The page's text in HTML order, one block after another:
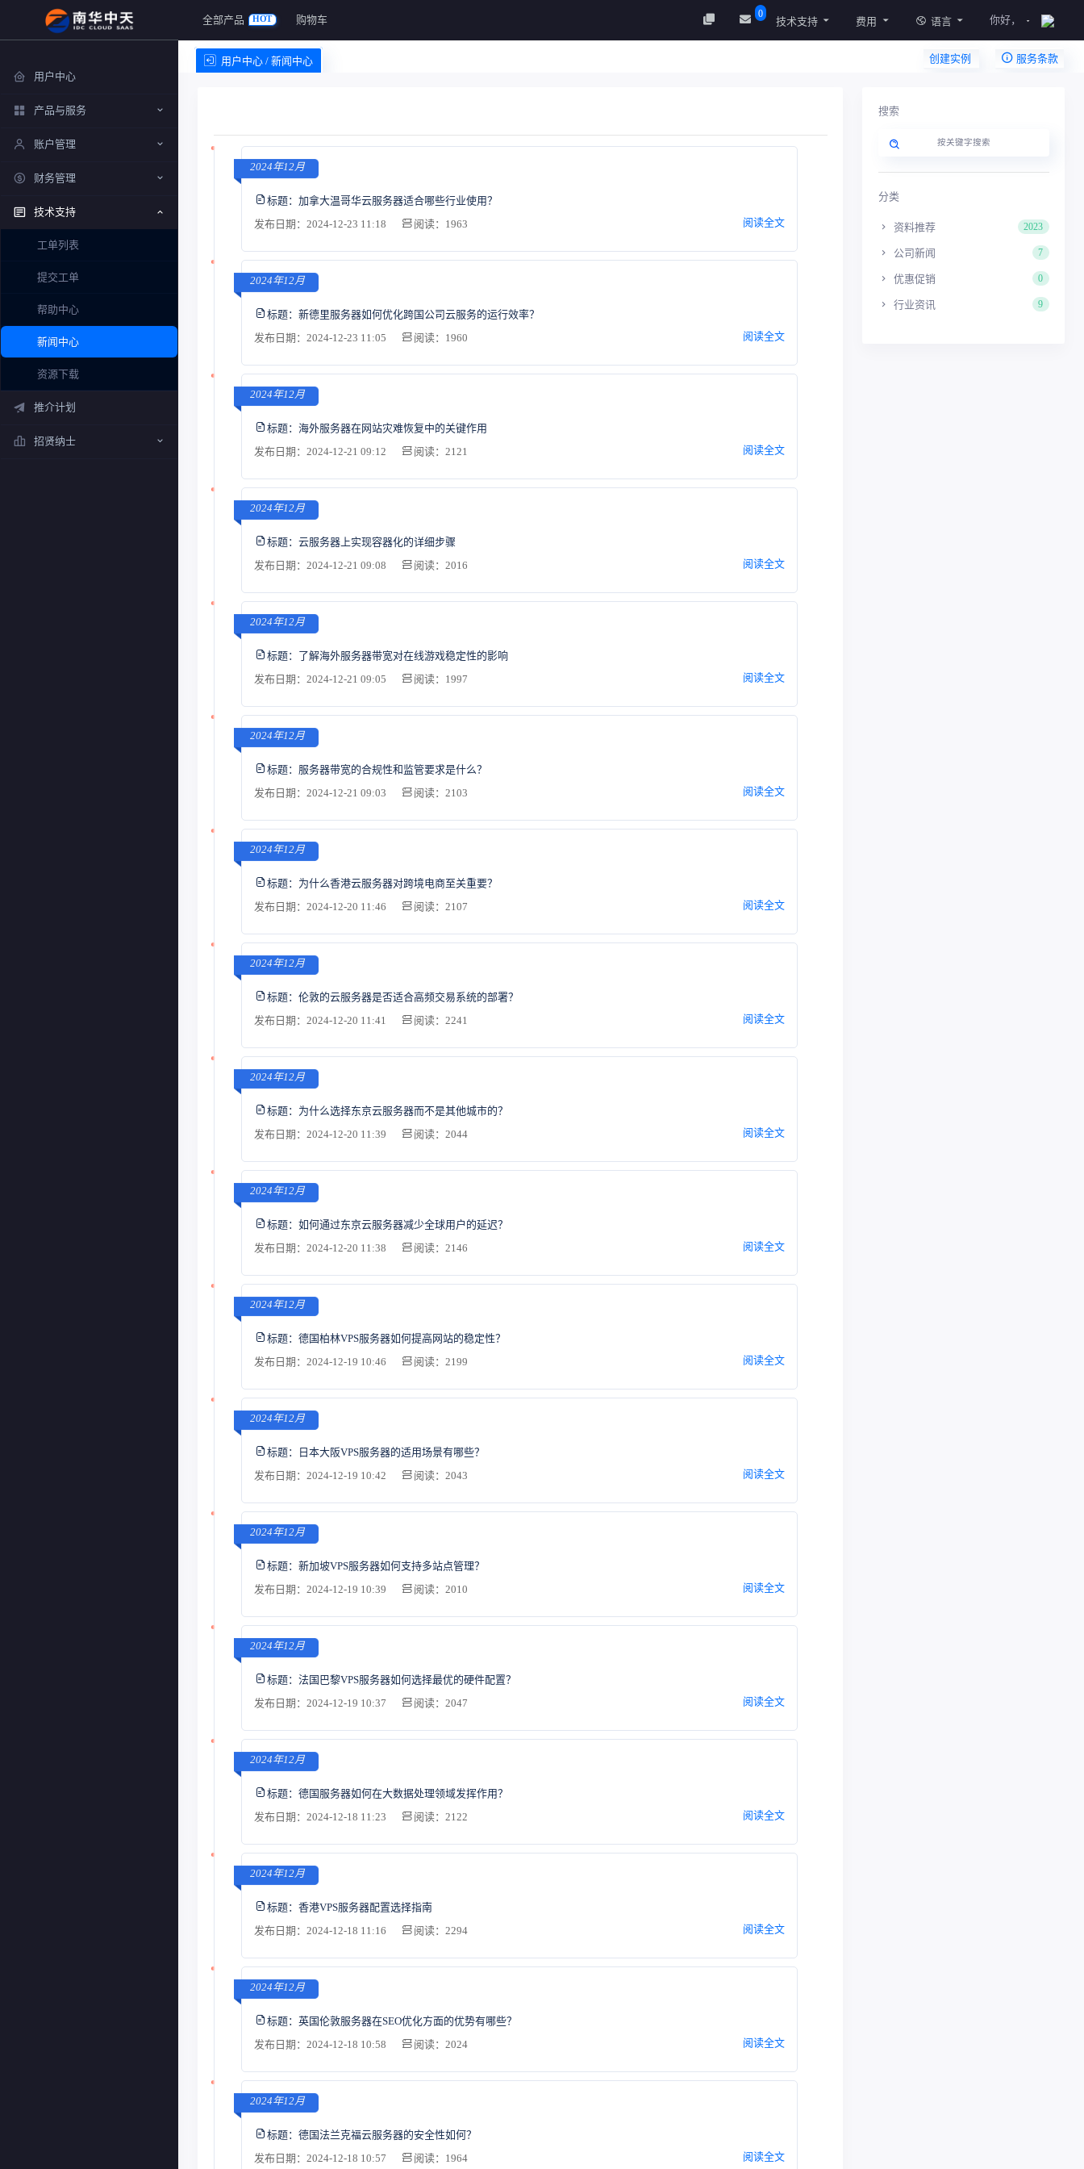
全部产品 HOT 购物车 0
技术支持 费用 语言 你好，
用户中心 / 新闻中心 创建实例
服务条款
用户中心
产品与服务
账户管理
财务管理
技术支持
工单列表
提交工单
帮助中心
新闻中心
资源下载
推介计划
招贤纳士
2024年12月
标题： 加拿大温哥华云服务器适合哪些行业使用？
发布日期：2024-12-23 11:18
阅读：1963 阅读全文
2024年12月
标题： 新德里服务器如何优化跨国公司云服务的运行效率？
发布日期：2024-12-23 11:05
阅读：1960 阅读全文
2024年12月
标题： 海外服务器在网站灾难恢复中的关键作用
发布日期：2024-12-21 09:12
阅读：2121 阅读全文
2024年12月
标题： 云服务器上实现容器化的详细步骤
发布日期：2024-12-21 09:08
阅读：2016 阅读全文
2024年12月
标题： 了解海外服务器带宽对在线游戏稳定性的影响
发布日期：2024-12-21 09:05
阅读：1997 阅读全文
2024年12月
标题： 服务器带宽的合规性和监管要求是什么？
发布日期：2024-12-21 09:03
阅读：2103 阅读全文
2024年12月
标题： 为什么香港云服务器对跨境电商至关重要？
发布日期：2024-12-20 11:46
阅读：2107 阅读全文
2024年12月
标题： 伦敦的云服务器是否适合高频交易系统的部署？
发布日期：2024-12-20 11:41
阅读：2241 阅读全文
2024年12月
标题： 为什么选择东京云服务器而不是其他城市的？
发布日期：2024-12-20 11:39
阅读：2044 阅读全文
2024年12月
标题： 如何通过东京云服务器减少全球用户的延迟？
发布日期：2024-12-20 11:38
阅读：2146 阅读全文
2024年12月
标题： 德国柏林VPS服务器如何提高网站的稳定性？
发布日期：2024-12-19 10:46
阅读：2199 阅读全文
2024年12月
标题：
日本大阪VPS服务器的适用场景有哪些？
发布日期：2024-12-19 10:42
阅读：2043 阅读全文
2024年12月
标题： 新加坡VPS服务器如何支持多站点管理？
发布日期：2024-12-19 10:39
阅读：2010 阅读全文
2024年12月
标题： 法国巴黎VPS服务器如何选择最优的硬件配置？
发布日期：2024-12-19 10:37
阅读：2047 阅读全文
2024年12月
标题： 德国服务器如何在大数据处理领域发挥作用？
发布日期：2024-12-18 11:23
阅读：2122 阅读全文
2024年12月
标题： 香港VPS服务器配置选择指南
发布日期：2024-12-18 11:16
阅读：2294 阅读全文
2024年12月
标题： 英国伦敦服务器在SEO优化方面的优势有哪些？
发布日期：2024-12-18 10:58
阅读：2024 阅读全文
2024年12月
标题： 德国法兰克福云服务器的安全性如何？
发布日期：2024-12-18 10:57
阅读：1964 阅读全文
搜索
分类
资料推荐 2023
公司新闻 7
优惠促销 0
行业资讯 9